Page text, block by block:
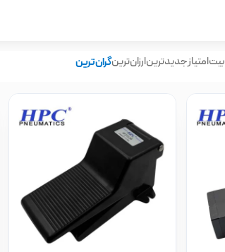
امتیازجدیدترینارزان‌ترینگران‌ترین